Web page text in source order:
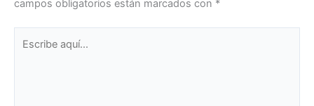
campos obligatorios están marcados con *
aquí...